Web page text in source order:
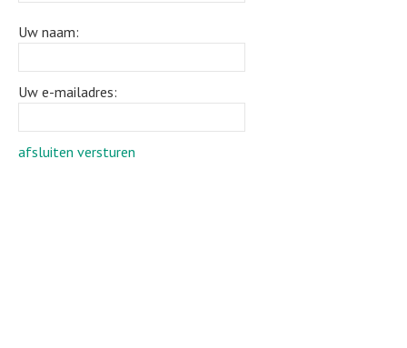
Uw naam:
Uw e-mailadres:
afsluiten versturen